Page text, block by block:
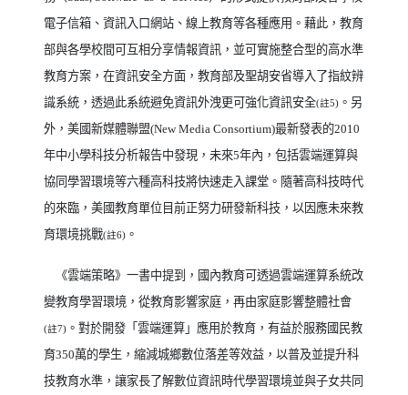
電子信箱、資訊入口網站、線上教育等各種應用。藉此，教育
部與各學校間可互相分享情報資訊，並可實施整合型的高水準
教育方案，在資訊安全方面，教育部及聖胡安省導入了指紋辨
識系統，透過此系統避免資訊外洩更可強化資訊安全(註5) 。另
外，美國新媒體聯盟(New Media Consortium)最新發表的2010
年中小學科技分析報告中發現，未來5年內，包括雲端運算與
協同學習環境等六種高科技將快速走入課堂。隨著高科技時代
的來臨，美國教育單位目前正努力研發新科技，以因應未來教
育環境挑戰(註6) 。
《雲端策略》一書中提到，國內教育可透過雲端運算系統改
變教育學習環境，從教育影響家庭，再由家庭影響整體社會
(註7) 。對於開發「雲端運算」應用於教育，有益於服務國民教
育350萬的學生，縮減城鄉數位落差等效益，以普及並提升科
技教育水準，讓家長了解數位資訊時代學習環境並與子女共同